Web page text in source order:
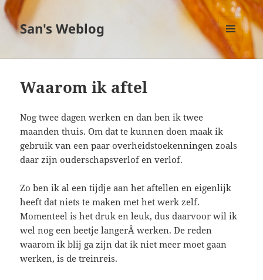
San's Weblog
MENU
EN
Waarom ik aftel
Nog twee dagen werken en dan ben ik twee
maanden thuis. Om dat te kunnen doen maak ik
gebruik van een paar overheidstoekenningen zoals
daar zijn ouderschapsverlof en verlof.
Zo ben ik al een tijdje aan het aftellen en eigenlijk
heeft dat niets te maken met het werk zelf.
Momenteel is het druk en leuk, dus daarvoor wil ik
wel nog een beetje langerÂ werken. De reden
waarom ik blij ga zijn dat ik niet meer moet gaan
werken, is de treinreis.